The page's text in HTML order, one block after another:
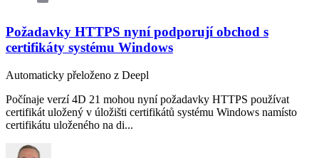
Požadavky HTTPS nyní podporují obchod s
certifikáty systému Windows
Automaticky přeloženo z Deepl
Počínaje verzí 4D 21 mohou nyní požadavky HTTPS používat
certifikát uložený v úložišti certifikátů systému Windows namísto
certifikátu uloženého na di...